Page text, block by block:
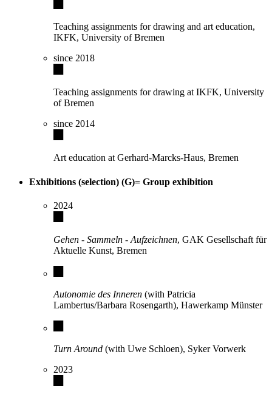
Teaching assignments for drawing and art education,
IKFK, University of Bremen
since 2018
Teaching assignments for drawing at IKFK, University
of Bremen
since 2014
Art education at Gerhard-Marcks-Haus, Bremen
Exhibitions (selection) (G)= Group exhibition
2024
Gehen - Sammeln - Aufzeichnen, GAK Gesellschaft für
Aktuelle Kunst, Bremen
Autonomie des Inneren (with Patricia
Lambertus/Barbara Rosengarth), Hawerkamp Münster
Turn Around (with Uwe Schloen), Syker Vorwerk
2023